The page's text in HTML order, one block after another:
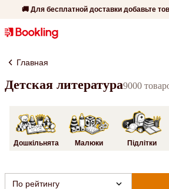
🚚 Для бесплатной доставки добавьте
Главная
Детская литература9000
Дошкільнята Малюки Підлітки
По рейтингу